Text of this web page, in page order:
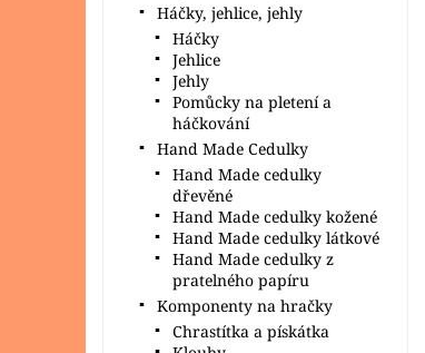
Háčky, jehlice, jehly
Háčky
Jehlice
Jehly
Pomůcky na pletení a
háčkování
Hand Made Cedulky
Hand Made cedulky
dřevěné
Hand Made cedulky kožené
Hand Made cedulky látkové
Hand Made cedulky z
pratelného papíru
Komponenty na hračky
Chrastítka a pískátka